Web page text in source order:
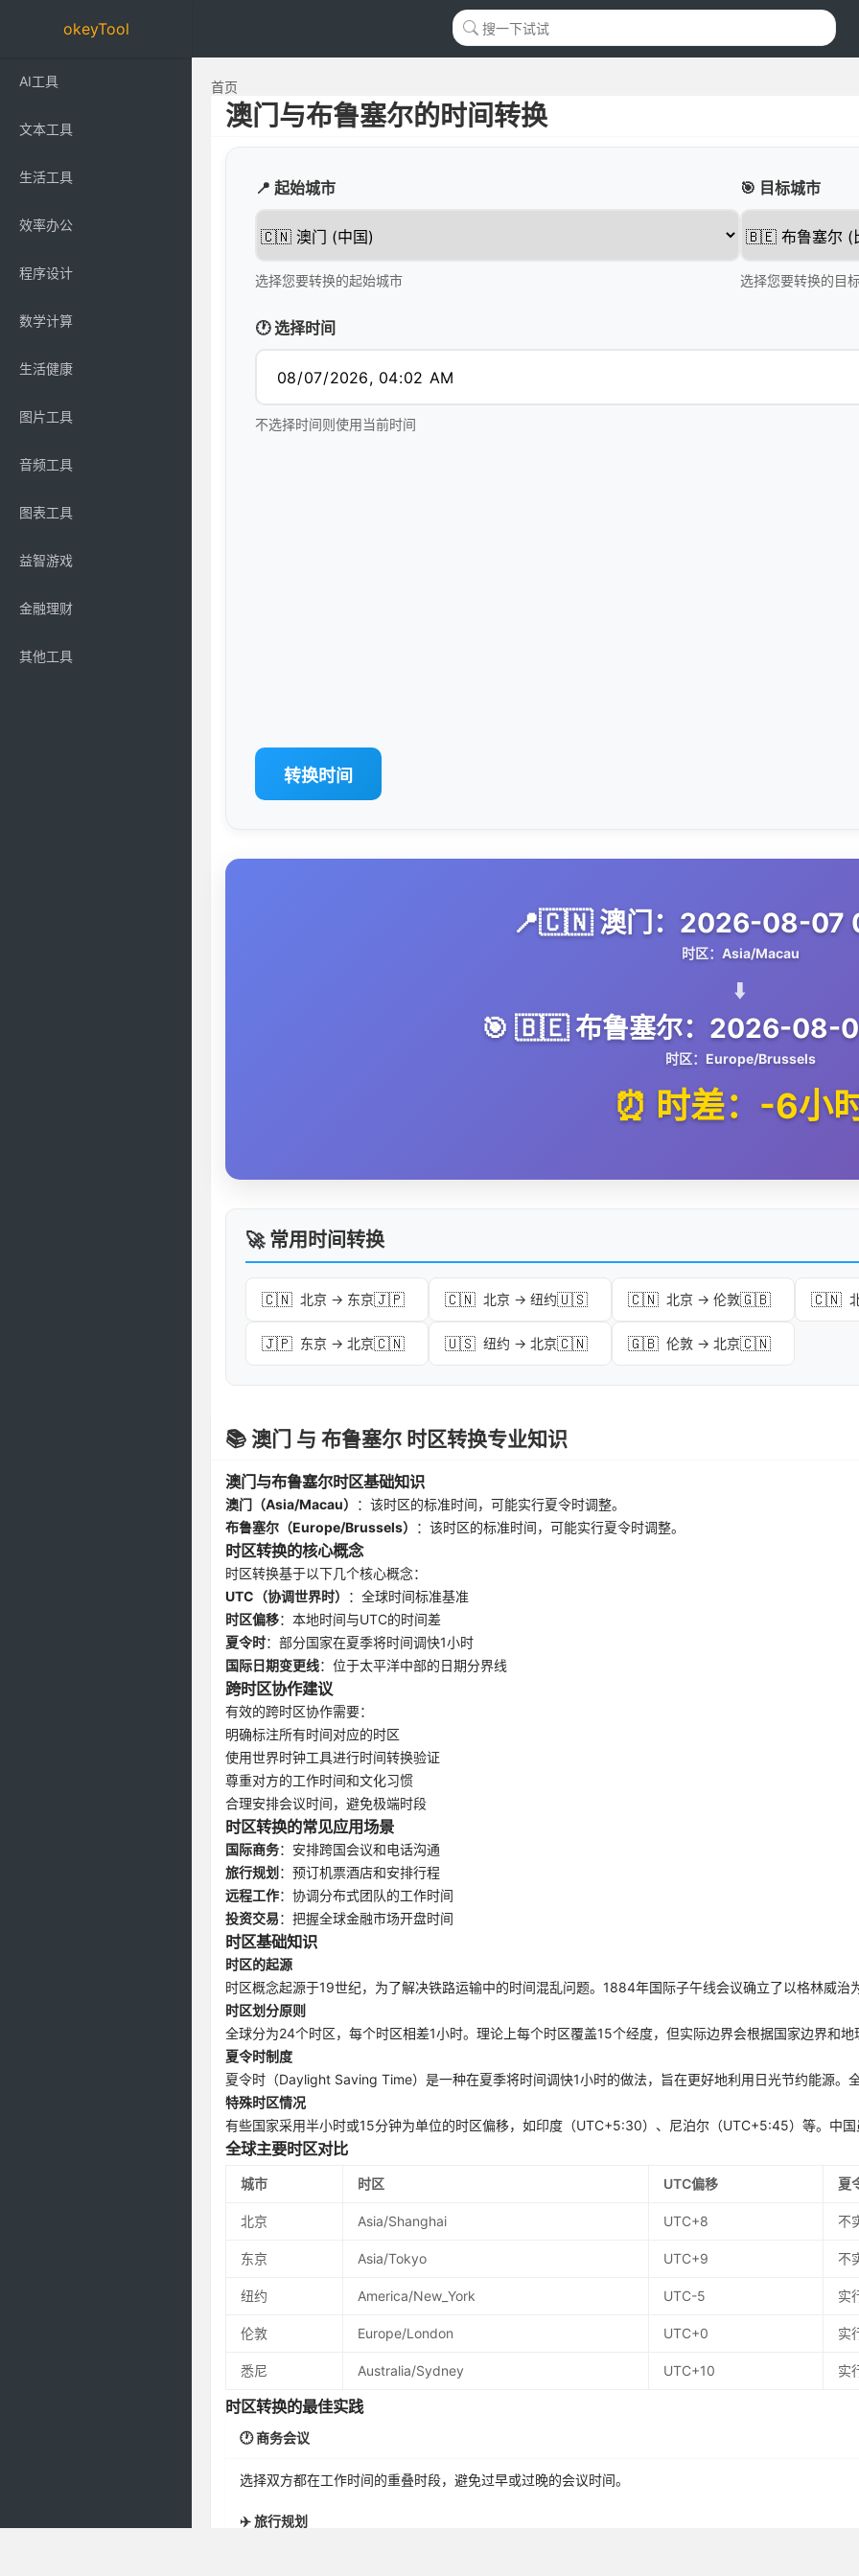
okeyTool
AI工具
文本工具
生活工具
效率办公
程序设计
数学计算
生活健康
图片工具
音频工具
图表工具
益智游戏
金融理财
其他工具
首页
澳门与布鲁塞尔的时间转换
📍 起始城市
选择您要转换的起始城市
🎯 目标城市
选择您要转换的目
🕐 选择时间
不选择时间则使用当前时间
转换时间
📍🇨🇳 澳门：2026-08-07
时区：Asia/Macau
⬇️
🎯 🇧🇪 布鲁塞尔：2026-08-
时区：Europe/Brussels
⏰ 时差：-6小
🚀 常用时间转换
🇨🇳 北京 → 东京🇯🇵 🇨🇳 北京 → 纽约🇺🇸 🇨🇳 北京 → 伦敦🇬🇧 🇨🇳
🇯🇵 东京 → 北京🇨🇳 🇺🇸 纽约 → 北京🇨🇳 🇬🇧 伦敦 → 北京🇨🇳
📚 澳门 与 布鲁塞尔 时区转换专业知识
澳门与布鲁塞尔时区基础知识
澳门（Asia/Macau）
：该时区的标准时间，可能实行夏令时调整。
布鲁塞尔（Europe/Brussels）
：该时区的标准时间，可能实行夏令时调整。
时区转换的核心概念
时区转换基于以下几个核心概念：
UTC（协调世界时）
：全球时间标准基准
时区偏移：本地时间与UTC的时间差
夏令时：部分国家在夏季将时间调快1小时
国际日期变更线：位于太平洋中部的日期分界线
跨时区协作建议
有效的跨时区协作需要：
明确标注所有时间对应的时区
使用世界时钟工具进行时间转换验证
尊重对方的工作时间和文化习惯
合理安排会议时间，避免极端时段
时区转换的常见应用场景
国际商务：安排跨国会议和电话沟通
旅行规划 ：预订机票酒店和安排行程
远程工作：协调分布式团队的工作时间
投资交易：把握全球金融市场开盘时间
时区基础知识
时区的起源
时区概念起源于19世纪，为了解决铁路运输中的时间混乱问题。1884年国际子午线会议确立了以格林威治
时区划分原则
全球分为24个时区，每个时区相差1小时。理论上每个时区覆盖15个经度，但实际边界会根据国家边界和地
夏令时制度
夏令时（Daylight Saving Time）是一种在夏季将时间调快1小时的做法，旨在更好地利用日光节约能源。
特殊时区情况
有些国家采用半小时或15分钟为单位的时区偏移，如印度（UTC+5:30）、尼泊尔（UTC+5:45）等。中国
全球主要时区对比
城市 时区 UTC偏移 夏
北京 Asia/Shanghai UTC+8 不
东京 Asia/Tokyo UTC+9 不
纽约 America/New_York UTC-5 实
伦敦 Europe/London UTC+0 实
悉尼 Australia/Sydney UTC+10 实
时区转换的最佳实践
🕐 商务会议
选择双方都在工作时间的重叠时段，避免过早或过晚的会议时间。
✈️ 旅行规划